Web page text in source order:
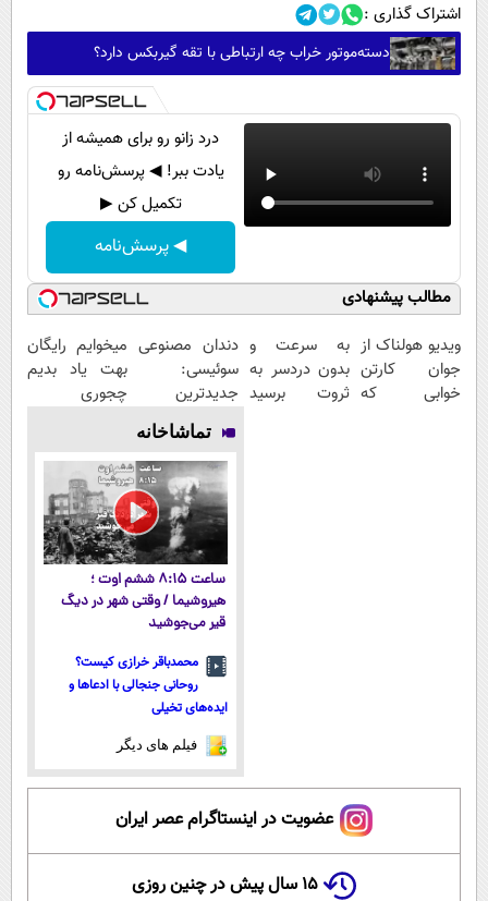
اشتراک گذاری :
دسته‌موتور خراب چه ارتباطی با تقه گیربکس دارد؟
درد زانو رو برای همیشه از
یادت ببر! ◀ پرسش‌نامه رو
تکمیل کن ▶
◀ پرسش‌نامه
مطالب پیشنهادی
ویدیو هولناک از
جوان کارتن
خوابی که
به سرعت و
بدون دردسر به
ثروت برسید
دندان مصنوعی
سوئیسی:
جدیدترین
فناوری اروپا،
سبک و مقاوم |
پرداخت قسطی
میخوایم رایگان
بهت یاد بدیم
چجوری
مجانیه
تماشاخانه
ساعت ۸:۱۵ ششم اوت ؛
هیروشیما / وقتی شهر در دیگ
قیر می‌جوشید
محمدباقر خرازی کیست؟
روحانی جنجالی با ادعاها و
ایده‌های تخیلی
فیلم های دیگر
عضویت در اینستاگرام عصر ایران
۱۵ سال پیش در چنین روزی